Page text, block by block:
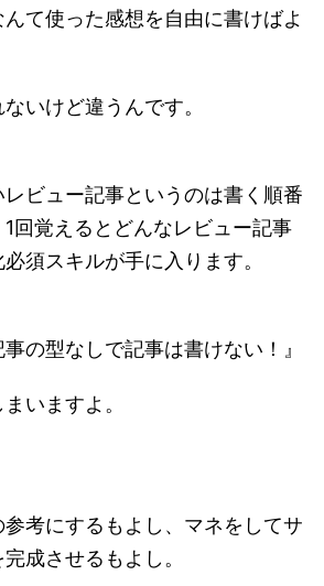
んて使った感想を自由に書けばよ
いけど違うんです。
ビュー記事というのは書く順番
回覚えるとどんなレビュー記事
須スキルが手に入ります。
事の型なしで記事は書けない！』
いますよ。
考にするもよし、マネをしてサ
成させるもよし。